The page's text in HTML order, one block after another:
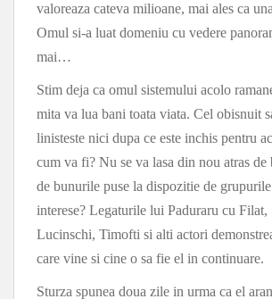
valoreaza cateva milioane, mai ales ca
Omul si-a luat domeniu cu vedere
mai…
Stim deja ca omul sistemului acolo
mita va lua bani toata viata. Cel obisnuit
linisteste nici dupa ce este inchis pentru
cum va fi? Nu se va lasa din nou atras
de bunurile puse la dispozitie de
interese? Legaturile lui Paduraru cu Filat,
Lucinschi, Timofti si alti actori
care vine si cine o sa fie el in continuare.
Sturza spunea doua zile in urma ca el